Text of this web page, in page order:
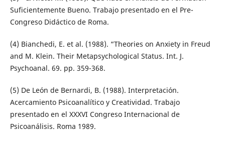
Suficientemente Bueno. Trabajo presentado en el Pre-
Congreso Didáctico de Roma.
(4) Bianchedi, E. et al. (1988). “Theories on Anxiety in Freud
and M. Klein. Their Metapsychological Status. Int. J.
Psychoanal. 69. pp. 359-368.
(5) De León de Bernardi, B. (1988). Interpretación.
Acercamiento Psicoanalítico y Creatividad. Trabajo
presentado en el XXXVI Congreso Internacional de
Psicoanálisis. Roma 1989.